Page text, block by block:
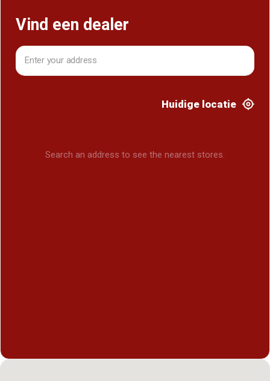
Vind een dealer
Huidige locatie
Search an address to see the nearest stores.